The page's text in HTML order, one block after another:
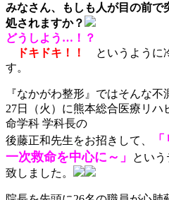
みなさん、 もしも人が目の前で
処されますか？
どうしよう…！？
ドキドキ！！
というように
す。
『なかがわ整形』ではそんな
27日（火）に熊本総合医療リハ
命学科 学科長の
後藤正和先生をお招きして、
一次救命を中心に～」
とい
致しました。